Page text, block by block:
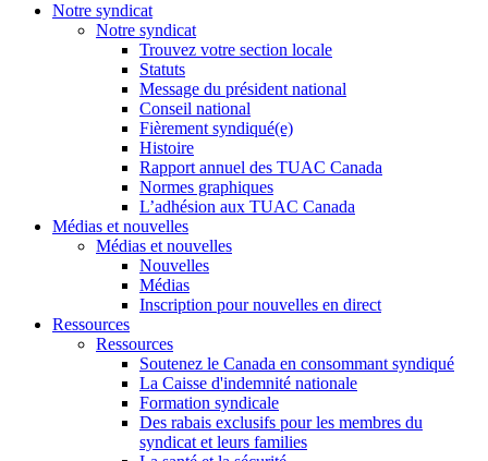
Notre syndicat
Notre syndicat
Trouvez votre section locale
Statuts
Message du président national
Conseil national
Fièrement syndiqué(e)
Histoire
Rapport annuel des TUAC Canada
Normes graphiques
L’adhésion aux TUAC Canada
Médias et nouvelles
Médias et nouvelles
Nouvelles
Médias
Inscription pour nouvelles en direct
Ressources
Ressources
Soutenez le Canada en consommant syndiqué
La Caisse d'indemnité nationale
Formation syndicale
Des rabais exclusifs pour les membres du
syndicat et leurs families